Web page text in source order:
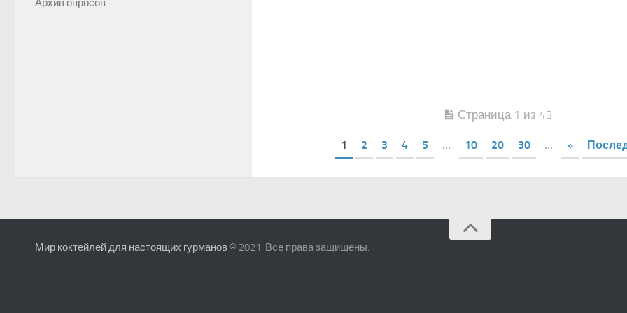
Страница 1 из 43
1 2 3 4 5 ... 10 20 30 ... »
Архив опросов
Мир коктейлей для настоящих гурманов © 2021. Все права защищены.